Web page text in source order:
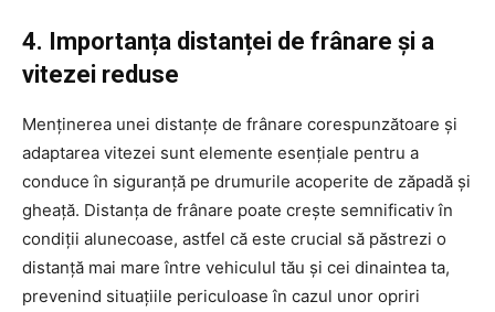
4. Importanța distanței de frânare și a
vitezei reduse
Menținerea unei distanțe de frânare corespunzătoare și
adaptarea vitezei sunt elemente esențiale pentru a
conduce în siguranță pe drumurile acoperite de zăpadă și
gheață. Distanța de frânare poate crește semnificativ în
condiții alunecoase, astfel că este crucial să păstrezi o
distanță mai mare între vehiculul tău și cei dinaintea ta,
prevenind situațiile periculoase în cazul unor opriri